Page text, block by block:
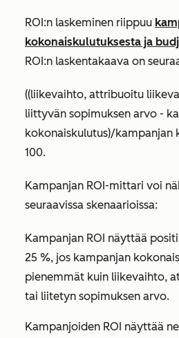
ROI:n laskeminen riippuu
kokonaiskulutuksesta ja
ROI:n laskentakaava on
((liikevaihto, attribuoitu
liittyvän sopimuksen arvo -
kokonaiskulutus)/kampanjan
100.
Kampanjan ROI-mittari voi
seuraavissa skenaarioissa:
Kampanjan ROI näyttää
25 %, jos kampanjan
pienemmät kuin liikevaihto,
tai liitetyn sopimuksen arvo.
Kampanjoiden ROI näyttää